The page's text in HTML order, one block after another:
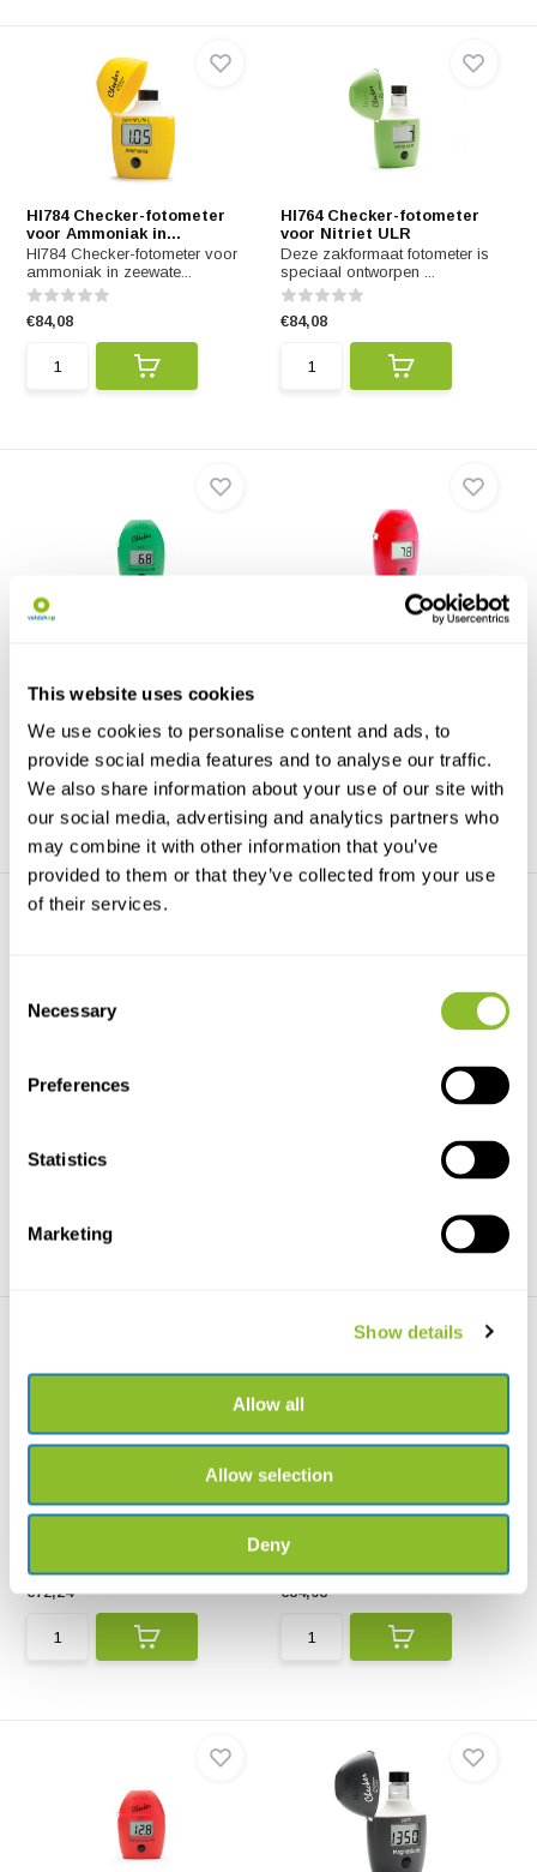
This website uses cookies
We use cookies to personalise content and ads, to
provide social media features and to analyse our traffic.
We also share information about your use of our site with
our social media, advertising and analytics partners who
may combine it with other information that you’ve
provided to them or that they’ve collected from your use
of their services.
Selection
Necessary
Preferences
Statistics
Marketing
Show details
Allow all
Allow selection
Deny
HI784 Checker-fotometer
voor Ammoniak in...
HI784 Checker-fotometer voor
ammoniak in zeewate...
€84,08
HI764 Checker-fotometer
voor Nitriet ULR
Deze zakformaat fotometer is
speciaal ontworpen ...
€84,08
Fosfor HR
voor Alkalinitei...
€84,08
HI782 Checker-fotometer
HI782 Checker-fotometer voor
HI98100 Zakformaat pHep
Plus Tester
€72,24
HI733 Checker-fotometer
voor Ammonia HR
Ammonia HR
€84,08